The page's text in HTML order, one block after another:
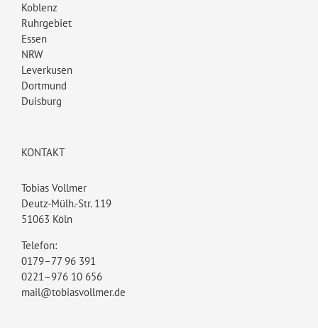
Koblenz
Ruhrgebiet
Essen
NRW
Leverkusen
Dortmund
Duisburg
KONTAKT
Tobias Vollmer
Deutz-Mülh.-Str. 119
51063 Köln
Telefon:
0179–77 96 391
0221–976 10 656
mail@tobiasvollmer.de